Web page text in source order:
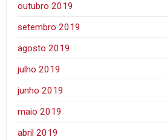
outubro 2019
setembro 2019
agosto 2019
julho 2019
junho 2019
maio 2019
abril 2019